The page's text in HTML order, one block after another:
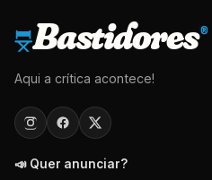
Bastidores®
Aqui a crítica acontece!
📣 Quer anunciar?